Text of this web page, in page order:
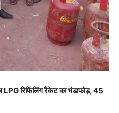
रिफिलिंग रैकेट का भंडाफोड़, 45